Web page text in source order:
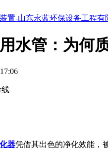
置-山东永蓝环保设备工程有
水管：为何
线
器凭借其出色的净化效能，